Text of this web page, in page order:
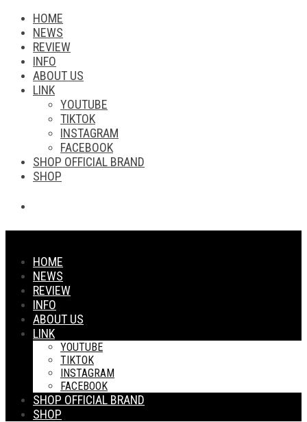
HOME
NEWS
REVIEW
INFO
ABOUT US
LINK
YOUTUBE
TIKTOK
INSTAGRAM
FACEBOOK
SHOP OFFICIAL BRAND
SHOP
HOME
NEWS
REVIEW
INFO
ABOUT US
LINK
YOUTUBE
TIKTOK
INSTAGRAM
FACEBOOK
SHOP OFFICIAL BRAND
SHOP